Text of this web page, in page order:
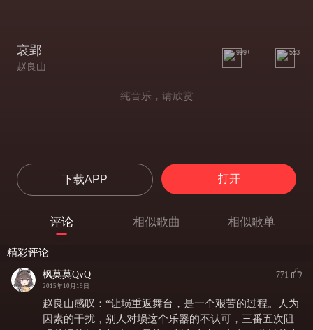
哀郢
赵良山
999+ 553
纯音乐，请欣赏
下载APP 打开
评论 相似歌曲 相似歌单
精彩评论
枫莫莫QvQ
2015年10月19日
771
赵良山感叹：“让埙重返舞台，是一个艰苦的过程。人为
因素的干扰，别人对埙这个乐器的不认可，三番五次阻